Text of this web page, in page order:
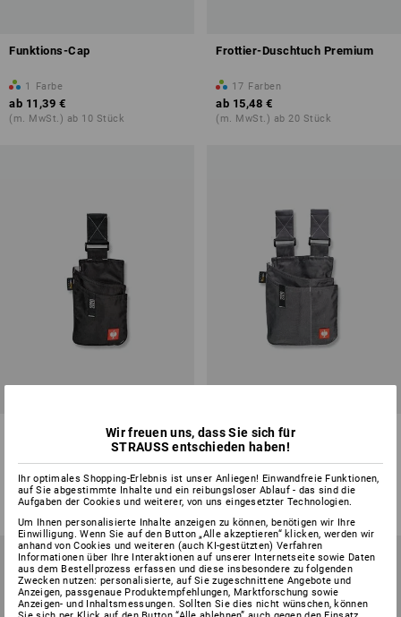
Funktions-Cap
1 Farbe
ab 11,39 €
(m. MwSt.) ab 10 Stück
Frottier-Duschtuch Premium
17 Farben
ab 15,48 €
(m. MwSt.) ab 20 Stück
Werkzeugtasche e.s.motion
4 Farben
ab 13,08 €
(m. MwSt.) ab 6 Stück
Werkzeugtasche e.s.motion
2020, groß
4 Farben
ab 15,48 €
(m. MwSt.) ab 6 Stück
Wir freuen uns, dass Sie sich für
STRAUSS entschieden haben!
Ihr optimales Shopping-Erlebnis ist unser Anliegen! Einwandfreie Funktionen,
auf Sie abgestimmte Inhalte und ein reibungsloser Ablauf - das sind die
Aufgaben der Cookies und weiterer, von uns eingesetzter Technologien.
Um Ihnen personalisierte Inhalte anzeigen zu können, benötigen wir Ihre
Einwilligung. Wenn Sie auf den Button „Alle akzeptieren“ klicken, werden wir
anhand von Cookies und weiteren (auch KI-gestützten) Verfahren
Informationen über Ihre Interaktionen auf unserer Internetseite sowie Daten
aus dem Bestellprozess erfassen und diese insbesondere zu folgenden
Zwecken nutzen: personalisierte, auf Sie zugeschnittene Angebote und
Anzeigen, passgenaue Produktempfehlungen, Marktforschung sowie
Anzeigen- und Inhaltsmessungen. Sollten Sie dies nicht wünschen, können